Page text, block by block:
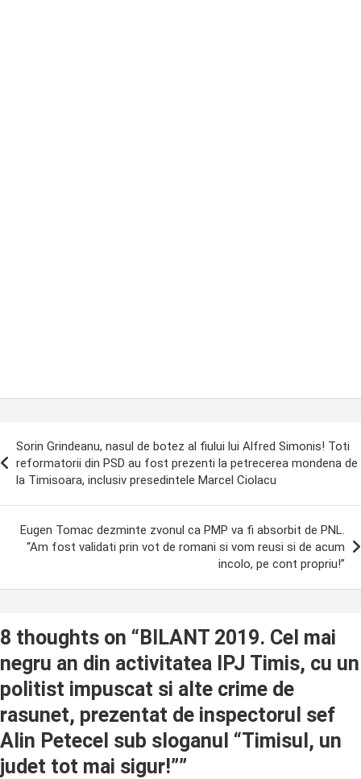
Sorin Grindeanu, nasul de botez al fiului lui Alfred Simonis! Toti
reformatorii din PSD au fost prezenti la petrecerea mondena de
la Timisoara, inclusiv presedintele Marcel Ciolacu
Eugen Tomac dezminte zvonul ca PMP va fi absorbit de PNL.
“Am fost validati prin vot de romani si vom reusi si de acum
incolo, pe cont propriu!”
8 thoughts on “ BILANT 2019. Cel mai
negru an din activitatea IPJ Timis, cu un
politist impuscat si alte crime de
rasunet, prezentat de inspectorul sef
Alin Petecel sub sloganul “Timisul, un
judet tot mai sigur!””